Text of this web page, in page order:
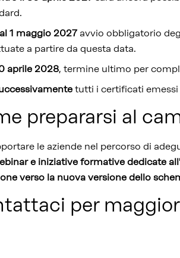
1 maggio 2027 avvio obbligatorio
a partire da questa data.
aprile 2028, termine ultimo per
tutti i certificati emessi
prepararsi al
le aziende nel percorso di
e iniziative formative dedicate
verso la nuova versione dello
per